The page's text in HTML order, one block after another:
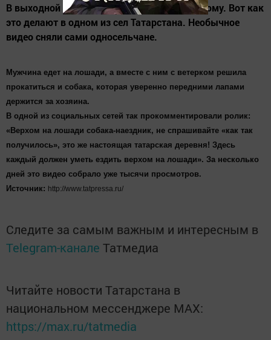
В выходной день отдохнуть можно по-разному. Вот как
это делают в одном из сел Татарстана. Необычное
видео сняли сами односельчане.
Мужчина едет на лошади, а вместе с ним с ветерком решила
прокатиться и собака, которая уверенно передними лапами
держится за хозяина.
В одной из социальных сетей так прокомментировали ролик:
«Верхом на лошади собака-наездник, не спрашивайте «как так
получилось», это же настоящая татарская деревня! Здесь
каждый должен уметь ездить верхом на лошади». За несколько
дней это видео собрало уже тысячи просмотров.
Источник: http://www.tatpressa.ru/
Следите за самым важным и интересным в
Telegram-канале Татмедиа
Читайте новости Татарстана в
национальном мессенджере MАХ:
https://max.ru/tatmedia